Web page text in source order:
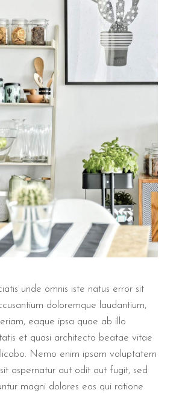
unde omnis iste natus error sit
doloremque laudantium,
eaque ipsa quae ab illo
et quasi architecto beatae vitae
Nemo enim ipsam voluptatem
aspernatur aut odit aut fugit, sed
magni dolores eos qui ratione